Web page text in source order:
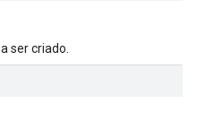
a ser criado.